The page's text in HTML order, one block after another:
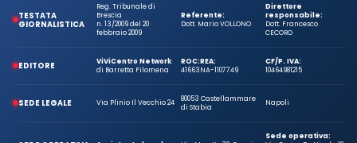
TESTATA
GIORNALISTICA
Reg. Tribunale di
Brescia
n. 13/2009 del 20
febbraio 2009
Referente:
Dott. Mario VOLLONO
Direttore
responsabile:
Dott. Francesco
CECORO
EDITORE
ViViCentro Network
di Barretta Filomena
ROC:
41663
REA:
NA-1107749
CF/P. IVA:
10464981215
SEDE LEGALE Via Plinio Il Vecchio 24
80053 Castellammare
di Stabia
Napoli
Sede operativa: